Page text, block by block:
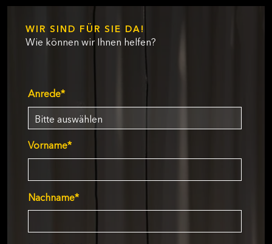
WIR SIND FÜR SIE DA!
Wie können wir Ihnen helfen?
Anrede*
Vorname*
Nachname*